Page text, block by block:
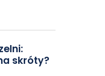
skróty?